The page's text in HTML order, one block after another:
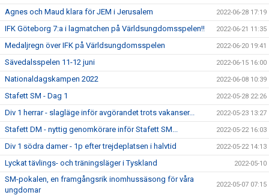
Agnes och Maud klara för JEM i Jerusalem 2022-06-28 17:19
IFK Göteborg 7:a i lagmatchen på Världsungdomsspelen!! 2022-06-21 11:35
Medaljregn över IFK på Världsungdomsspelen 2022-06-20 19:41
Sävedalsspelen 11-12 juni 2022-06-15 16:00
Nationaldagskampen 2022 2022-06-08 10:39
Stafett SM - Dag 1 2022-05-28 22:26
Div 1 herrar - slagläge inför avgörandet trots vakanser... 2022-05-23 13:27
Stafett DM - nyttig genomkörare inför Stafett SM... 2022-05-22 16:03
Div 1 södra damer - 1p efter trejdeplatsen i halvtid 2022-05-22 14:13
Lyckat tävlings- och träningsläger i Tyskland 2022-05-10
SM-pokalen, en framgångsrik inomhussäsong för våra
ungdomar
2022-05-07 07:15